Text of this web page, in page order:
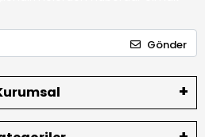
Gönder